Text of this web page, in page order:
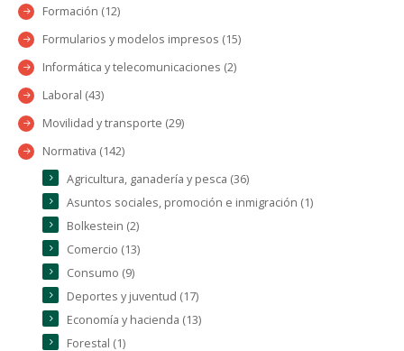
Formación (12)
Formularios y modelos impresos (15)
Informática y telecomunicaciones (2)
Laboral (43)
Movilidad y transporte (29)
Normativa (142)
Agricultura, ganadería y pesca (36)
Asuntos sociales, promoción e inmigración (1)
Bolkestein (2)
Comercio (13)
Consumo (9)
Deportes y juventud (17)
Economía y hacienda (13)
Forestal (1)